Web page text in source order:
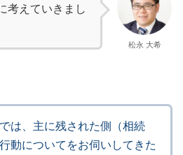
考えていきまし
松永 大希
は、主に残された側（相続
動についてをお伺いしてきた